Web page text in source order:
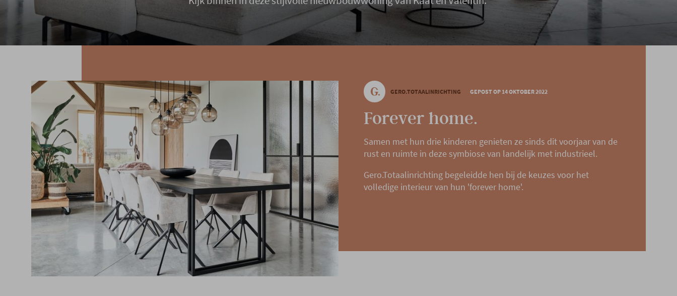
GERO.TOTAALINRICHTING GEPOST OP 14 OKTOBER 2022
Forever home.
Samen met hun drie kinderen genieten ze sinds dit voorjaar van de
rust en ruimte in deze symbiose van landelijk met industrieel.
Gero.Totaalinrichting begeleidde hen bij de keuzes voor het
volledige interieur van hun 'forever home'.